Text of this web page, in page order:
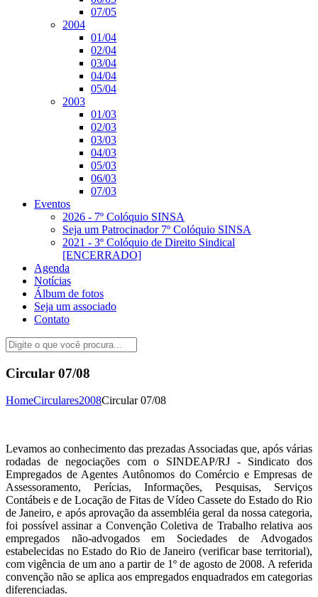
07/05
2004
01/04
02/04
03/04
04/04
05/04
2003
01/03
02/03
03/03
04/03
05/03
06/03
07/03
Eventos
2026 - 7º Colóquio SINSA
Seja um Patrocinador 7º Colóquio SINSA
2021 - 3º Colóquio de Direito Sindical
[ENCERRADO]
Agenda
Notícias
Álbum de fotos
Seja um associado
Contato
Circular 07/08
HomeCirculares2008Circular 07/08
Levamos ao conhecimento das prezadas Associadas que, após várias
rodadas de negociações com o SINDEAP/RJ - Sindicato dos
Empregados de Agentes Autônomos do Comércio e Empresas de
Assessoramento, Perícias, Informações, Pesquisas, Serviços
Contábeis e de Locação de Fitas de Vídeo Cassete do Estado do Rio
de Janeiro, e após aprovação da assembléia geral da nossa categoria,
foi possível assinar a Convenção Coletiva de Trabalho relativa aos
empregados não-advogados em Sociedades de Advogados
estabelecidas no Estado do Rio de Janeiro (verificar base territorial),
com vigência de um ano a partir de 1º de agosto de 2008. A referida
convenção não se aplica aos empregados enquadrados em categorias
diferenciadas.